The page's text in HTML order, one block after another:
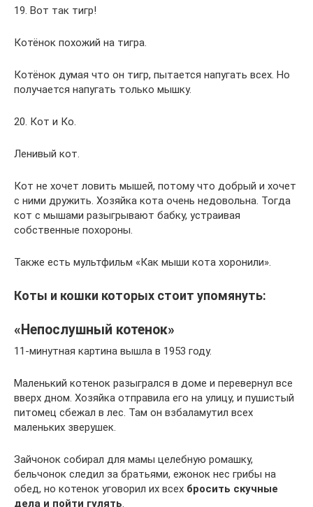
19. Вот так тигр!
Котёнок похожий на тигра.
Котёнок думая что он тигр, пытается напугать всех. Но
получается напугать только мышку.
20. Кот и Ко.
Ленивый кот.
Кот не хочет ловить мышей, потому что добрый и хочет
с ними дружить. Хозяйка кота очень недовольна. Тогда
кот с мышами разыгрывают бабку, устраивая
собственные похороны.
Также есть мультфильм «Как мыши кота хоронили».
Коты и кошки которых стоит упомянуть:
«Непослушный котенок»
11-минутная картина вышла в 1953 году.
Маленький котенок разыгрался в доме и перевернул все
вверх дном. Хозяйка отправила его на улицу, и пушистый
питомец сбежал в лес. Там он взбаламутил всех
маленьких зверушек.
Зайчонок собирал для мамы целебную ромашку,
бельчонок следил за братьями, ежонок нес грибы на
обед, но котенок уговорил их всех бросить скучные
дела и пойти гулять.